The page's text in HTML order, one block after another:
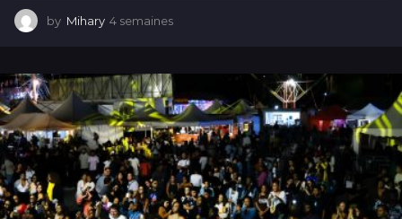
by Mihary 4 semaines
i
n
e
s